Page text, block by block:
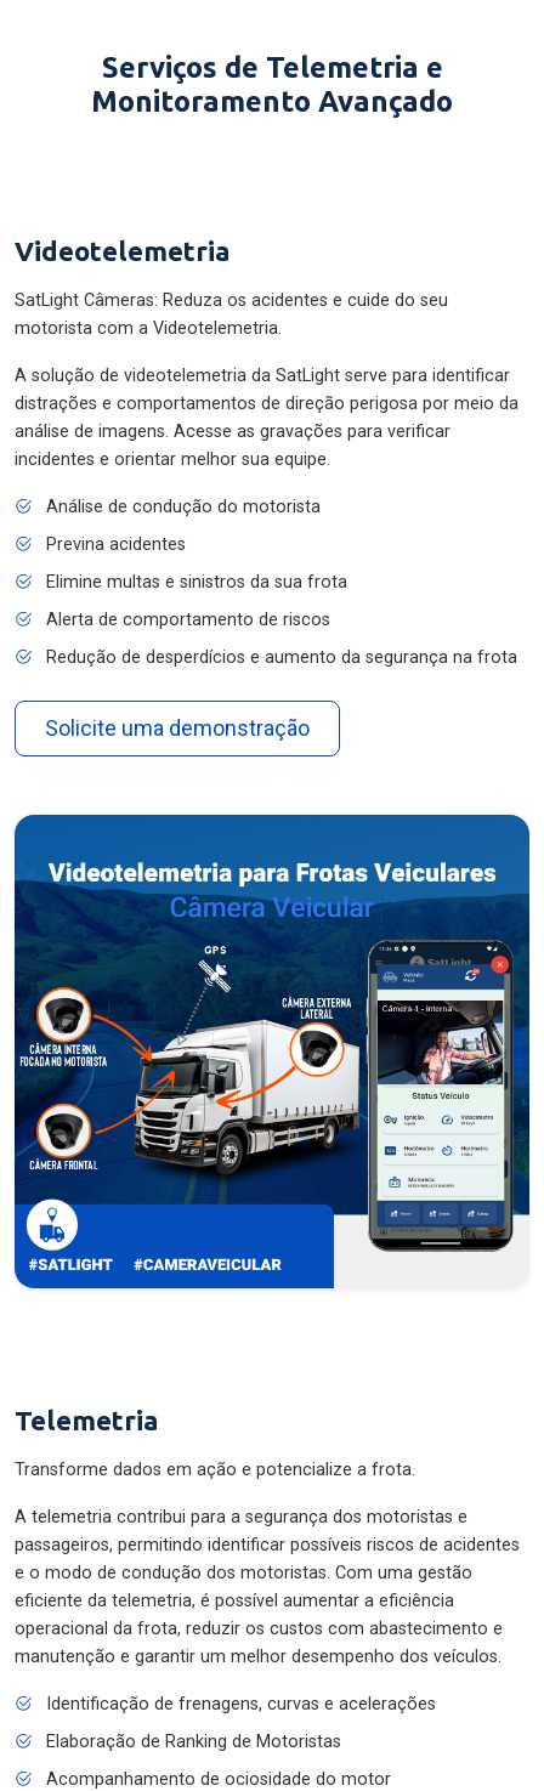
Serviços de Telemetria e
Monitoramento Avançado
Videotelemetria
SatLight Câmeras: Reduza os acidentes e cuide do seu
motorista com a Videotelemetria.
A solução de videotelemetria da SatLight serve para identificar
distrações e comportamentos de direção perigosa por meio da
análise de imagens. Acesse as gravações para verificar
incidentes e orientar melhor sua equipe.
Análise de condução do motorista
Previna acidentes
Elimine multas e sinistros da sua frota
Alerta de comportamento de riscos
Redução de desperdícios e aumento da segurança na frota
Solicite uma demonstração
Telemetria
Transforme dados em ação e potencialize a frota.
A telemetria contribui para a segurança dos motoristas e
passageiros, permitindo identificar possíveis riscos de acidentes
e o modo de condução dos motoristas. Com uma gestão
eficiente da telemetria, é possível aumentar a eficiência
operacional da frota, reduzir os custos com abastecimento e
manutenção e garantir um melhor desempenho dos veículos.
Identificação de frenagens, curvas e acelerações
Elaboração de Ranking de Motoristas
Acompanhamento de ociosidade do motor